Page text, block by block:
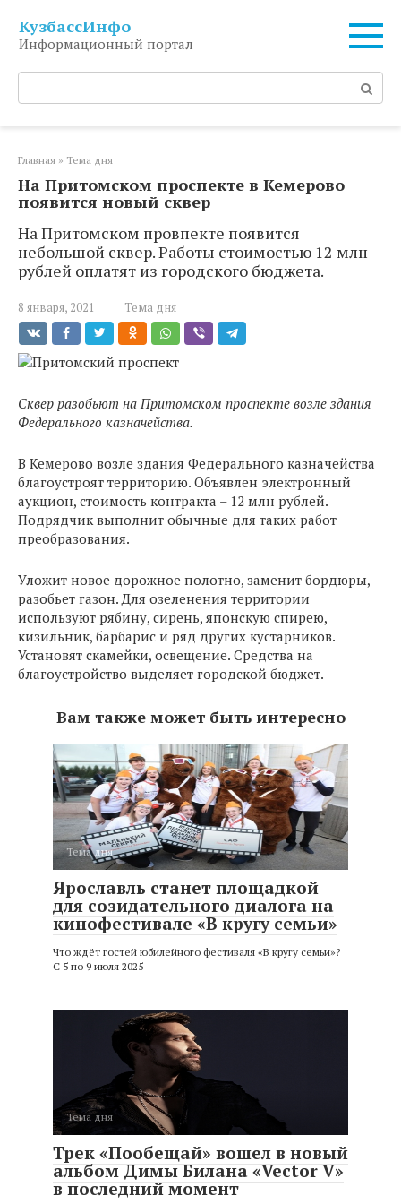
контенту
КузбассИнфо
Информационный портал
Поиск:
Главная » Тема дня
На Притомском проспекте в Кемерово
появится новый сквер
На Притомском провпекте появится
небольшой сквер. Работы стоимостью 12 млн
рублей оплатят из городского бюджета.
8 января, 2021 Тема дня
Сквер разобьют на Притомском проспекте возле здания
Федерального казначейства.
В Кемерово возле здания Федерального казначейства
благоустроят территорию. Объявлен электронный
аукцион, стоимость контракта – 12 млн рублей.
Подрядчик выполнит обычные для таких работ
преобразования.
Уложит новое дорожное полотно, заменит бордюры,
разобьет газон. Для озеленения территории
используют рябину, сирень, японскую спирею,
кизильник, барбарис и ряд других кустарников.
Установят скамейки, освещение. Средства на
благоустройство выделяет городской бюджет.
Вам также может быть интересно
Тема дня
Ярославль станет площадкой
для созидательного диалога на
кинофестивале «В кругу семьи»
Что ждёт гостей юбилейного фестиваля «В кругу семьи»?
С 5 по 9 июля 2025
Тема дня
Трек «Пообещай» вошел в новый
альбом Димы Билана «Vector V»
в последний момент